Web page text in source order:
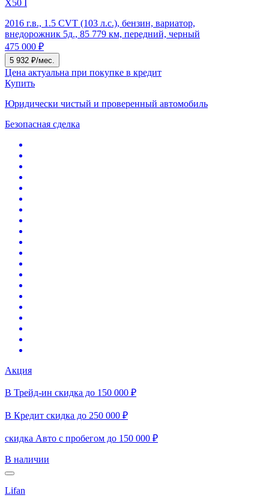
X50 I
2016 г.в., 1.5 CVT (103 л.с.), бензин, вариатор,
внедорожник 5д., 85 779 км, передний, черный
475 000 ₽
5 932 ₽/мес.
Цена актуальна при покупке в кредит
Купить
Юридически чистый и проверенный автомобиль
Безопасная сделка
Акция
В Трейд-ин скидка до 150 000 ₽
В Кредит скидка до 250 000 ₽
скидка Авто с пробегом до 150 000 ₽
В наличии
Lifan